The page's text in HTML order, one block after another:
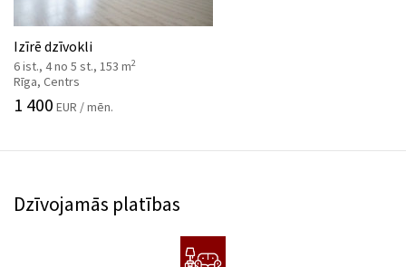
Izīrē dzīvokli
6 ist., 4 no 5 st., 153 m2
Rīga, Centrs
1 400 EUR / mēn.
Dzīvojamās platības